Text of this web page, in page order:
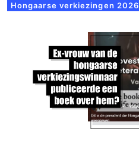
Hongaarse verkiezingen 2026